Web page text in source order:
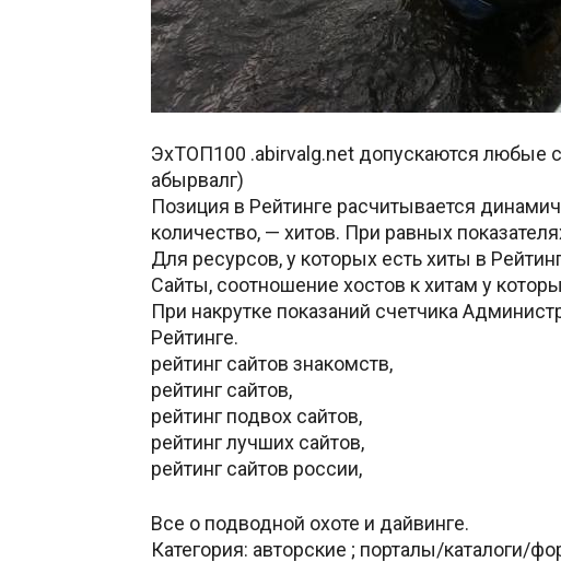
ЭхТОП100 .abirvalg.net допускаются любые
абырвалг)
Позиция в Рейтинге расчитывается
количество, — хитов. При равных
Для ресурсов, у которых есть хиты в
Сайты, соотношение хостов к хитам у
При накрутке показаний счетчика
Рейтинге.
рейтинг сайтов знакомств,
рейтинг сайтов,
рейтинг подвох сайтов,
рейтинг лучших сайтов,
рейтинг сайтов россии,
Все о подводной охоте и дайвинге.
Категория: авторские ; порталы/